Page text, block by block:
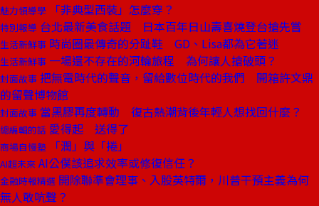
魅力領導學 「非典型西裝」怎麼穿？
特別報導 台北最新美食話題 日本百年日山壽喜燒登台搶先嘗
生活新鮮事 時尚圈最傳奇的分趾鞋 GD、Lisa都為它著迷
生活新鮮事 一場還不存在的河輪旅程 為何讓人搶破頭？
封面故事 把無電時代的聲音，留給數位時代的我們 開箱許文鼎
的留聲博物館
封面故事 當黑膠再度轉動 復古熱潮背後年輕人想找回什麼？
總編輯的話 愛得起 送得了
商場自慢塾 「潤」與「捲」
AI超未來 AI公僕該追求效率或修復信任？
金融時報精選 開除聯準會理事、入股英特爾，川普干預主義為何
無人敢吭聲？